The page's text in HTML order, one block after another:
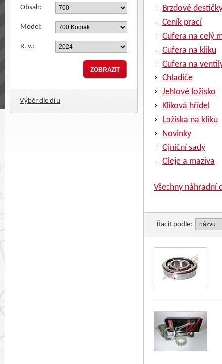
Obsah:
Model:
R. v.:
Výběr dle dílu
Brzdové destičky
Ceník prací
Gufera na celý
Gufera na kliku
Gufera na
Chladiče
Jehlové ložisko
Kliková hřídel
Ložiska na kliku
Novinky
Ojniční sady
Oleje a maziva
Všechny náhradní
Řadit podle: